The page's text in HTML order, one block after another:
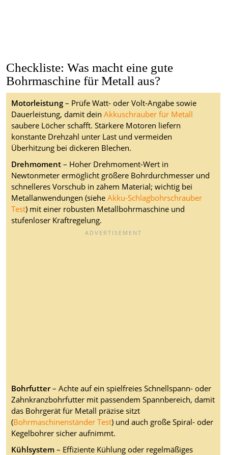
Checkliste: Was macht eine gute
Bohrmaschine für Metall aus?
Motorleistung– Prüfe Watt- oder Volt-Angabe sowie
Dauerleistung, damit dein Akkuschrauber für Metall
saubere Löcher schafft. Stärkere Motoren liefern
konstante Drehzahl unter Last und vermeiden
Überhitzung bei dickeren Blechen.
Drehmoment– Hoher Drehmoment-Wert in
Newtonmeter ermöglicht größere Bohrdurchmesser und
schnelleres Vorschub in zähem Material; wichtig bei
Metallanwendungen (sieheAkku-Schlagbohrschrauber
Test) mit einer robusten Metallbohrmaschine und
stufenloser Kraftregelung.
Bohrfutter– Achte auf ein spielfreies Schnellspann- oder
Zahnkranzbohrfutter mit passendem Spannbereich, damit
das Bohrgerät für Metall präzise sitzt
(Bohrmaschinenständer Test) und auch große Spiral- oder
Kegelbohrer sicher aufnimmt.
Kühlsystem– Effiziente Kühlung oder regelmäßiges